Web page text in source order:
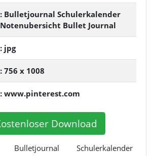
: Bulletjournal Schulerkalender
Notenubersicht Bullet Journal
: jpg
: 756 x 1008
: www.pinterest.com
Download
Schulerkalender